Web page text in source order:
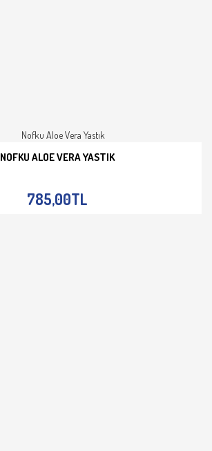
NOFKU ALOE VERA YASTIK
785,00TL